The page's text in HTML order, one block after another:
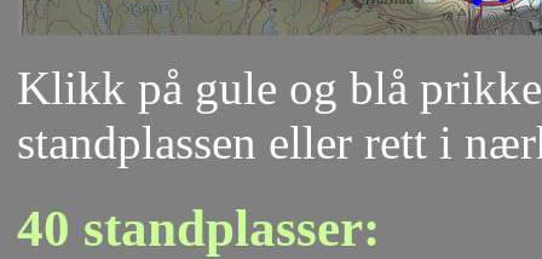
Klikk på gule og blå
standplassen eller rett i
40 standplasser: